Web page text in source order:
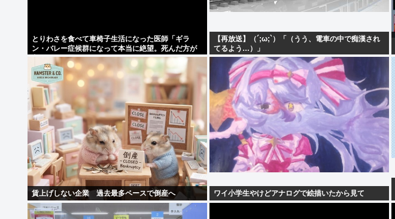
とりわさを食べて車椅子生活になった医師「ギラ
ン・バレー症候群になって本当に絶望。死んだ方が
良かったと思った」
【再放送】（´;ω;`）「（うう、電車の中で痴漢され
てるよう…）」
賃上げしない企業 過去最多ペースで倒産へ ワイ小学生やけどアナログで絵描いたから見て